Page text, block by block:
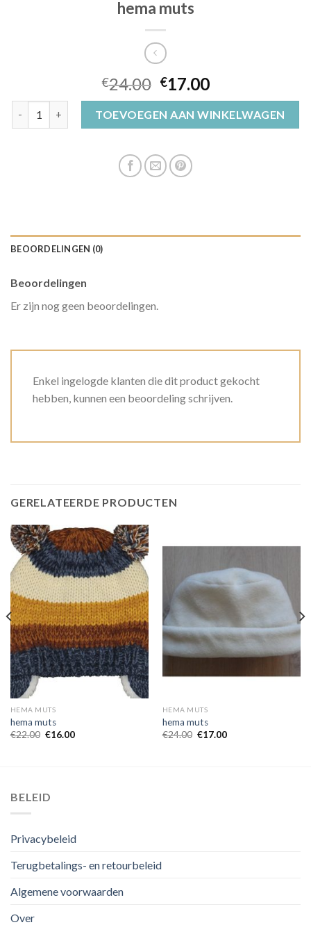
hema muts
€24.00 €17.00
TOEVOEGEN AAN WINKELWAGEN
BEOORDELINGEN (0)
Beoordelingen
Er zijn nog geen beoordelingen.
Enkel ingelogde klanten die dit product gekocht
hebben, kunnen een beoordeling schrijven.
GERELATEERDE PRODUCTEN
HEMA MUTS
hema muts
€22.00 €16.00
HEMA MUTS
hema muts
€24.00 €17.00
BELEID
Privacybeleid
Terugbetalings- en retourbeleid
Algemene voorwaarden
Over